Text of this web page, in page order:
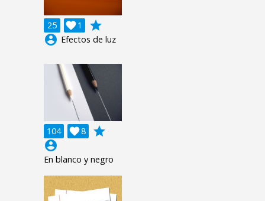
25 1

grade
account_circle Efectos de luz
104 8

grade
account_circle
En blanco y negro